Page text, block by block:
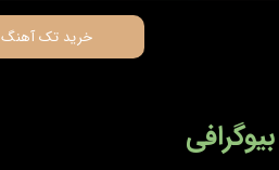
بیوگرافی
خرید تک آهنگ